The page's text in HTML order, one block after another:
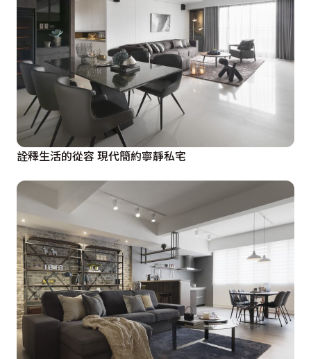
詮釋生活的從容 現代簡約寧靜私宅